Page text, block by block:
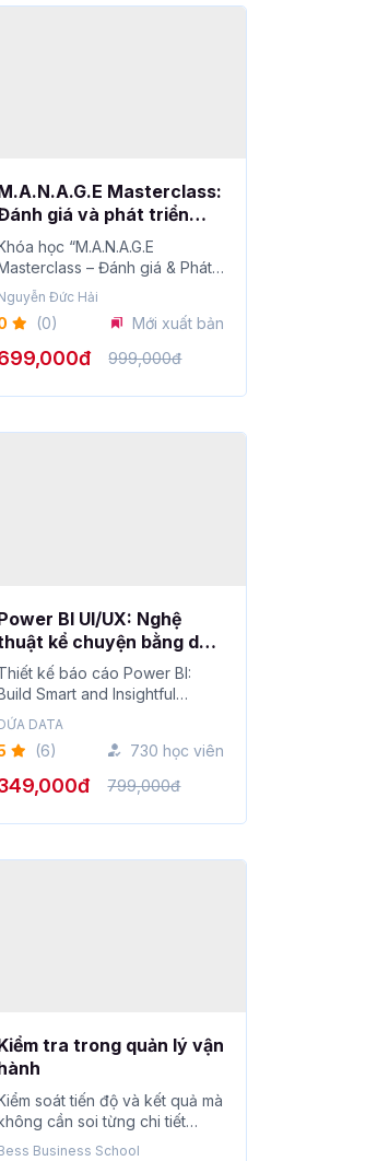
Masterclass:
giá và phát triển
lực Quản lý toàn
học “M.A.N.A.G.E
– Đánh giá & Phát
Năng lực Quản ...
Đức Hải
(0) Mới xuất bản
999,000đ
BI UI/UX: Nghệ
kể chuyện bằng dữ
kế báo cáo Power BI:
Smart and Insightful
DATA
(6) 730 học viên
799,000đ
tra trong quản lý vận
soát tiến độ và kết quả mà
cần soi từng chi tiết
qu...
Business School